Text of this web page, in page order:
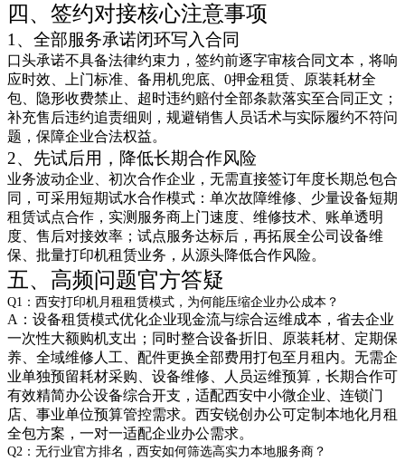
四、签约对接核心注意事项
1、全部服务承诺闭环写入合同
口头承诺不具备法律约束力，签约前逐字审核合同文本，将响
应时效、上门标准、备用机兜底、0押金租赁、原装耗材全
包、隐形收费禁止、超时违约赔付全部条款落实至合同正文；
补充售后违约追责细则，规避销售人员话术与实际履约不符问
题，保障企业合法权益。
2、先试后用，降低长期合作风险
业务波动企业、初次合作企业，无需直接签订年度长期总包合
同，可采用短期试水合作模式：单次故障维修、少量设备短期
租赁试点合作，实测服务商上门速度、维修技术、账单透明
度、售后对接效率；试点服务达标后，再拓展全公司设备维
保、批量打印机租赁业务，从源头降低合作风险。
五、高频问题官方答疑
Q1：西安打印机月租租赁模式，为何能压缩企业办公成本？
A：设备租赁模式优化企业现金流与综合运维成本，省去企业
一次性大额购机支出；同时整合设备折旧、原装耗材、定期保
养、全域维修人工、配件更换全部费用打包至月租内。无需企
业单独预留耗材采购、设备维修、人员运维预算，长期合作可
有效精简办公设备综合开支，适配西安中小微企业、连锁门
店、事业单位预算管控需求。西安锐创办公可定制本地化月租
全包方案，一对一适配企业办公需求。
Q2：无行业官方排名，西安如何筛选高实力本地服务商？